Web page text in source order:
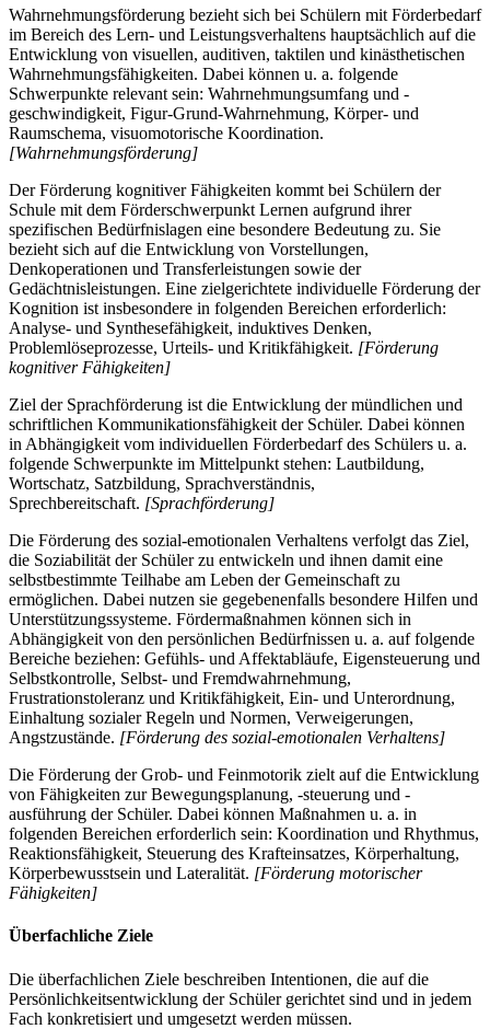
Wahrnehmungsförderung bezieht sich bei Schülern mit Förderbedarf
im Bereich des Lern- und Leistungsverhaltens hauptsächlich auf die
Entwicklung von visuellen, auditiven, taktilen und kinästhetischen
Wahrnehmungsfähigkeiten. Dabei können u. a. folgende
Schwerpunkte relevant sein: Wahrnehmungsumfang und -
geschwindigkeit, Figur-Grund-Wahrnehmung, Körper- und
Raumschema, visuomotorische Koordination.
[Wahrnehmungsförderung]
Der Förderung kognitiver Fähigkeiten kommt bei Schülern der
Schule mit dem Förderschwerpunkt Lernen aufgrund ihrer
spezifischen Bedürfnislagen eine besondere Bedeutung zu. Sie
bezieht sich auf die Entwicklung von Vorstellungen,
Denkoperationen und Transferleistungen sowie der
Gedächtnisleistungen. Eine zielgerichtete individuelle Förderung der
Kognition ist insbesondere in folgenden Bereichen erforderlich:
Analyse- und Synthesefähigkeit, induktives Denken,
Problemlöseprozesse, Urteils- und Kritikfähigkeit. [Förderung
kognitiver Fähigkeiten]
Ziel der Sprachförderung ist die Entwicklung der mündlichen und
schriftlichen Kommunikationsfähigkeit der Schüler. Dabei können
in Abhängigkeit vom individuellen Förderbedarf des Schülers u. a.
folgende Schwerpunkte im Mittelpunkt stehen: Lautbildung,
Wortschatz, Satzbildung, Sprachverständnis,
Sprechbereitschaft. [Sprachförderung]
Die Förderung des sozial-emotionalen Verhaltens verfolgt das Ziel,
die Soziabilität der Schüler zu entwickeln und ihnen damit eine
selbstbestimmte Teilhabe am Leben der Gemeinschaft zu
ermöglichen. Dabei nutzen sie gegebenenfalls besondere Hilfen und
Unterstützungssysteme. Fördermaßnahmen können sich in
Abhängigkeit von den persönlichen Bedürfnissen u. a. auf folgende
Bereiche beziehen: Gefühls- und Affektabläufe, Eigensteuerung und
Selbstkontrolle, Selbst- und Fremdwahrnehmung,
Frustrationstoleranz und Kritikfähigkeit, Ein- und Unterordnung,
Einhaltung sozialer Regeln und Normen, Verweigerungen,
Angstzustände. [Förderung des sozial-emotionalen Verhaltens]
Die Förderung der Grob- und Feinmotorik zielt auf die Entwicklung
von Fähigkeiten zur Bewegungsplanung, -steuerung und -
ausführung der Schüler. Dabei können Maßnahmen u. a. in
folgenden Bereichen erforderlich sein: Koordination und Rhythmus,
Reaktionsfähigkeit, Steuerung des Krafteinsatzes, Körperhaltung,
Körperbewusstsein und Lateralität. [Förderung motorischer
Fähigkeiten]
Überfachliche Ziele
Die überfachlichen Ziele beschreiben Intentionen, die auf die
Persönlichkeitsentwicklung der Schüler gerichtet sind und in jedem
Fach konkretisiert und umgesetzt werden müssen.